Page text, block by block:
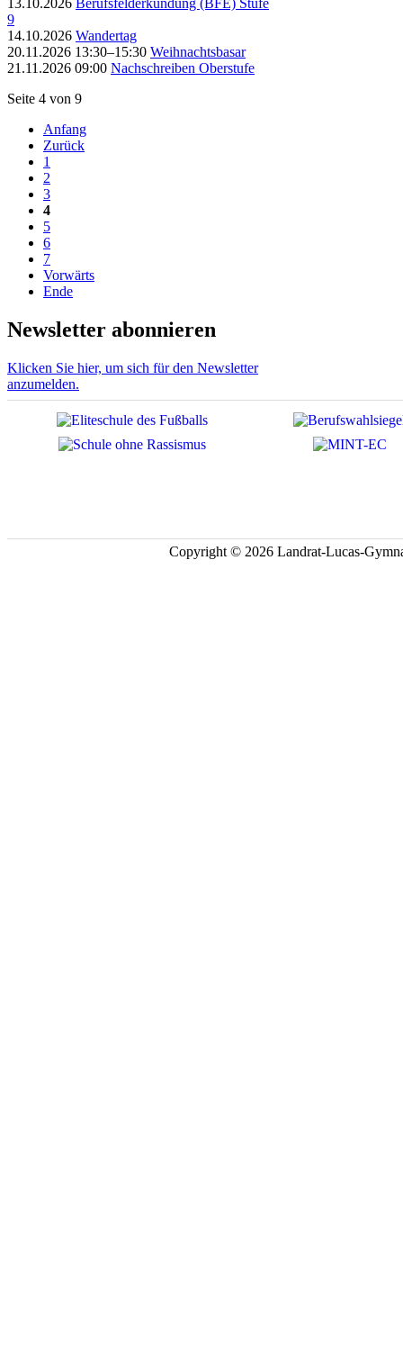
13.10.2026 Berufsfelderkundung (BFE) Stufe
9
14.10.2026 Wandertag
20.11.2026 13:30–15:30 Weihnachtsbasar
21.11.2026 09:00 Nachschreiben Oberstufe
Seite 4 von 9
Anfang
Zurück
1
2
3
4
5
6
7
Vorwärts
Ende
Newsletter abonnieren
Klicken Sie hier, um sich für den Newsletter
anzumelden.
Copyright © 2026 Landrat-Lucas-